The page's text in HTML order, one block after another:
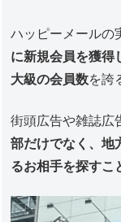
ハッピーメールの
に新規会員を獲得
大級の会員数を誇
街頭広告や雑誌広
部だけでなく、地
るお相手を探すこ